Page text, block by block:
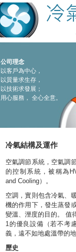
公司理念
以客戶為中心，
以質量求生存，
以技術求發展；
用心服務， 全心全意。
冷氣結構及運作
空氣調節系統，空氣調
的控制系統，被稱為
and Cooling）。
空調，實則包含冷氣、
機的作用下，發生蒸發
變溫、溼度的目的。 值
1的優良設備（若不考
義，遠不如地處溫帶的
歷史